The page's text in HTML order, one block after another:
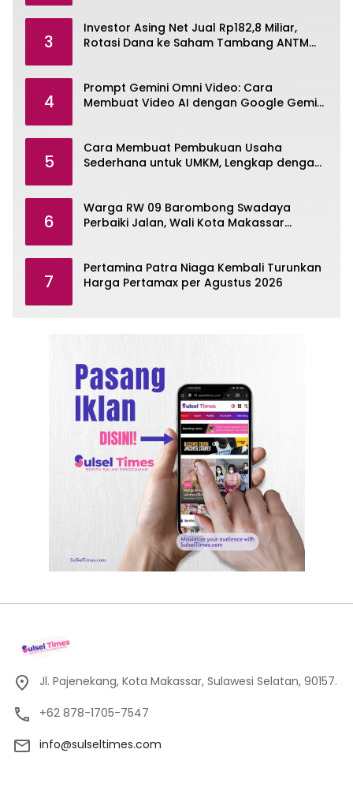
3
Investor Asing Net Jual Rp182,8 Miliar,
Rotasi Dana ke Saham Tambang ANTM
4
Prompt Gemini Omni Video: Cara
Membuat Video AI dengan Google Gemini
5
Cara Membuat Pembukuan Usaha
Sederhana untuk UMKM, Lengkap dengan
6
Warga RW 09 Barombong Swadaya
Perbaiki Jalan, Wali Kota Makassar
7
Pertamina Patra Niaga Kembali Turunkan
Harga Pertamax per Agustus 2026
Jl. Pajenekang, Kota Makassar, Sulawesi Selatan, 90157.
+62 878-1705-7547
info@sulseltimes.com